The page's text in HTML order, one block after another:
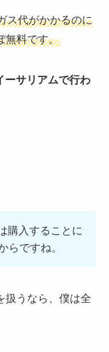
ス代がかかるのに
無料です。
ーサリアムで行わ
購入することに
らですね。
扱うなら、僕は全